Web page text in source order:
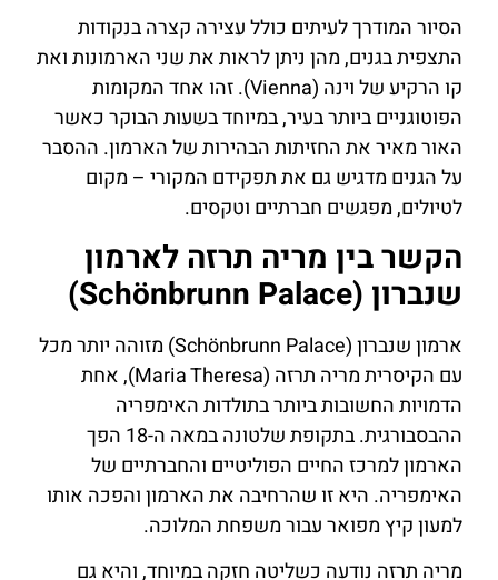
הסיור המודרך לעיתים כולל עצירה קצרה בנקודות
התצפית בגנים, מהן ניתן לראות את שני הארמונות ואת
קו הרקיע של וינה (Vienna). זהו אחד המקומות
הפוטוגניים ביותר בעיר, במיוחד בשעות הבוקר כאשר
האור מאיר את החזיתות הבהירות של הארמון. ההסבר
על הגנים מדגיש גם את תפקידם המקורי – מקום
לטיולים, מפגשים חברתיים וטקסים.
הקשר בין מריה תרזה לארמון
שנברון (Schönbrunn Palace)
ארמון שנברון (Schönbrunn Palace) מזוהה יותר מכל
עם הקיסרית מריה תרזה (Maria Theresa), אחת
הדמויות החשובות ביותר בתולדות האימפריה
ההבסבורגית. בתקופת שלטונה במאה ה-18 הפך
הארמון למרכז החיים הפוליטיים והחברתיים של
האימפריה. היא זו שהרחיבה את הארמון והפכה אותו
למעון קיץ מפואר עבור משפחת המלוכה.
מריה תרזה נודעה כשליטה חזקה במיוחד, והיא גם